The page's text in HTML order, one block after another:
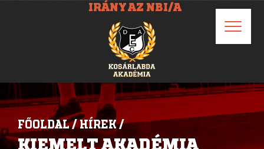
IRÁNY AZ NBI/A
FŐOLDAL / HÍREK /